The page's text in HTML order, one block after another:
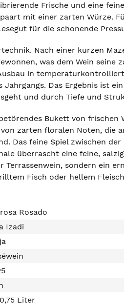
Frische und eine
mit einer zarten Würze.
für die schonende
Nach einer kurzen
was dem Wein seine
in
Das Ergebnis ist
und durch Tiefe und
Bukett von frischen
zarten floralen Noten, die
Das feine Spiel zwischen der
überrascht eine feine,
sondern ein
Fisch oder hellem
Rosado
Izadi
Liter